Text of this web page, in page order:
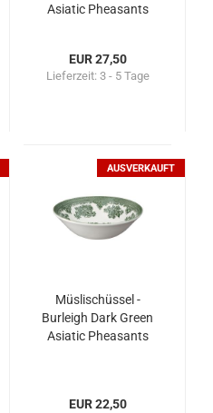
Asiatic Pheasants
EUR 27,50
Lieferzeit: 3 - 5 Tage
AUSVERKAUFT
Müslischüssel -
Burleigh Dark Green
Asiatic Pheasants
EUR 22,50